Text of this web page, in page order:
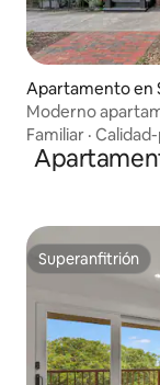
Apartamento en
Moderno
histórico
Familiar ·
Superanfitrión
Superanfitrión